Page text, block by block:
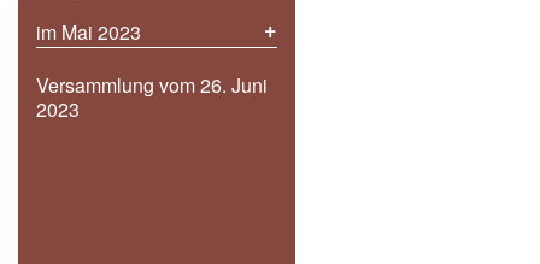
im Mai 2023 +
Versammlung vom 26. Juni
2023